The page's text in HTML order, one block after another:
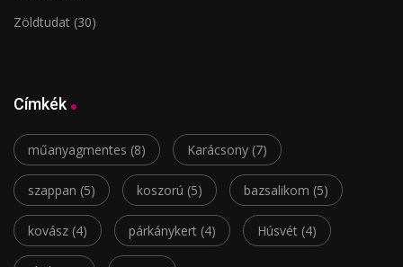
Zöldtudat (30)
Címkék
műanyagmentes (8) Karácsony (7)
szappan (5) koszorú (5) bazsalikom (5)
kovász (4) párkánykert (4) Húsvét (4)